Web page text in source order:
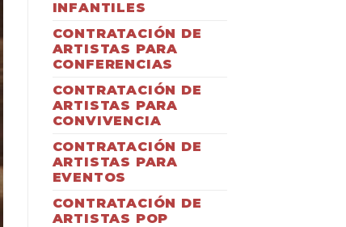
INFANTILES
CONTRATACIÓN DE
ARTISTAS PARA
CONFERENCIAS
CONTRATACIÓN DE
ARTISTAS PARA
CONVIVENCIA
CONTRATACIÓN DE
ARTISTAS PARA
EVENTOS
CONTRATACIÓN DE
ARTISTAS POP